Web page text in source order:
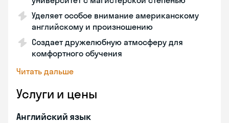
Уделяет особое внимание американскому
английскому и произношению
Создает дружелюбную атмосферу для
комфортного обучения
Читать дальше
Услуги и цены
Английский язык